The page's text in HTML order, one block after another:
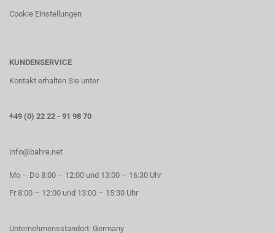
Cookie Einstellungen
KUNDENSERVICE
Kontakt erhalten Sie unter
+49 (0) 22 22 - 91 98 70
info@bahre.net
Mo – Do 8:00 – 12:00 und 13:00 – 16:30 Uhr
Fr 8:00 – 12:00 und 13:00 – 15:30 Uhr
Unternehmensstandort: Germany